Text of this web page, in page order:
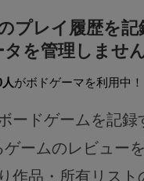
プレイ履歴を記
タを管理しませ
がボドゲーマを利用中！
ードゲームを記録
ゲームのレビュー
作品・所有リスト
新作・再入荷